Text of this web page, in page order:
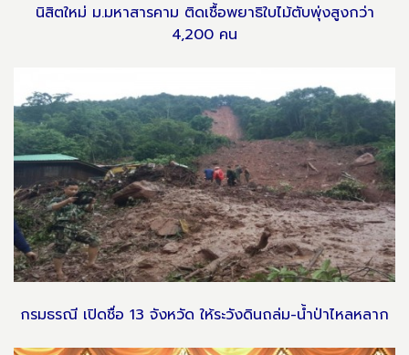
นิสิตใหม่ ม.มหาสารคาม ติดเชื้อพยาธิใบไม้ตับพุ่งสูงกว่า
4,200 คน
กรมธรณี เปิดชื่อ 13 จังหวัด ให้ระวังดินถล่ม-น้ำป่าไหลหลาก